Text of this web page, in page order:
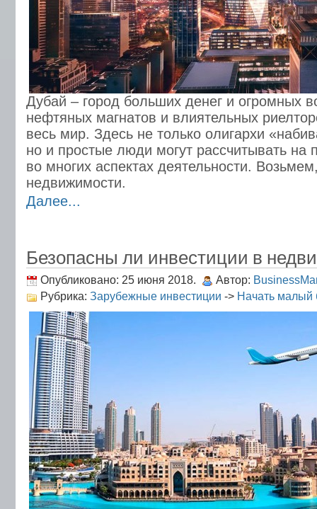
Дубай – город больших денег и огромных
нефтяных магнатов и влиятельных
весь мир. Здесь не только олигархи
но и простые люди могут рассчитывать на
во многих аспектах деятельности.
недвижимости.
Далее...
Безопасны ли инвестиции в
Опубликовано: 25 июня 2018. Автор:
Рубрика: Зарубежные инвестиции -> Начать малый